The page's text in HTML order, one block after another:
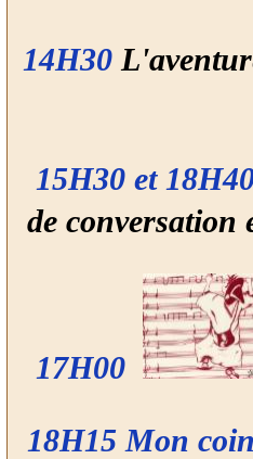
14H30
15H30 et
de
17H00
18H15 Mon